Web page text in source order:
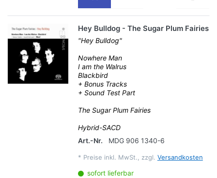
Hey Bulldog - The Sugar Plum Fairies
"Hey Bulldog"
Nowhere Man
I am the Walrus
Blackbird
+ Bonus Tracks
+ Sound Test Part
The Sugar Plum Fairies
Hybrid-SACD
Art.-Nr.
MDG 906 1340-6
* Preise inkl. MwSt., zzgl. Versandkosten
sofort lieferbar